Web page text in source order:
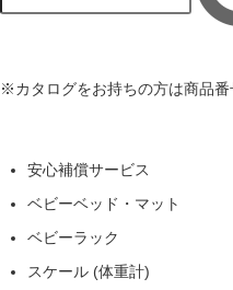
※カタログをお持ちの方は商品
安心補償サービス
ベビーベッド・マット
ベビーラック
スケール (体重計)